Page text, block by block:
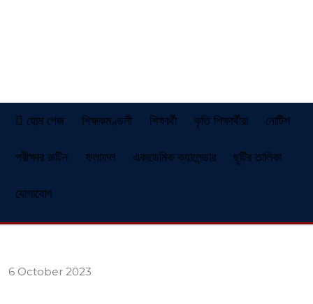
হোম পেজ শিক্ষকমণ্ডলী শিক্ষার্থী কৃতি শিক্ষার্থীরা নোটিশ
পরীক্ষার রুটিন ফলাফল একাডেমিক ক্যালেন্ডার ছুটির তালিকা
যোগাযোগ
6 October 2023